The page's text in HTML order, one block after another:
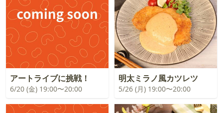
アートライブに挑戦！
6/20 (金) 19:00〜20:00
明太ミラノ風カツレツ
5/26 (月) 19:00〜20:00